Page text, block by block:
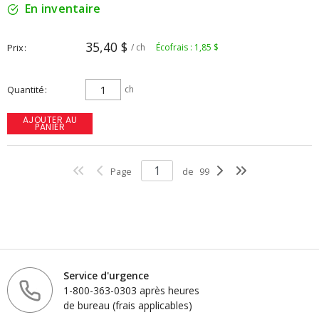
En inventaire
Prix 35,40 $ / ch Écofrais : 1,85 $
Quantité ch
AJOUTER AU
PANIER
Page de 99
Service d'urgence
1-800-363-0303 après heures
de bureau (frais applicables)